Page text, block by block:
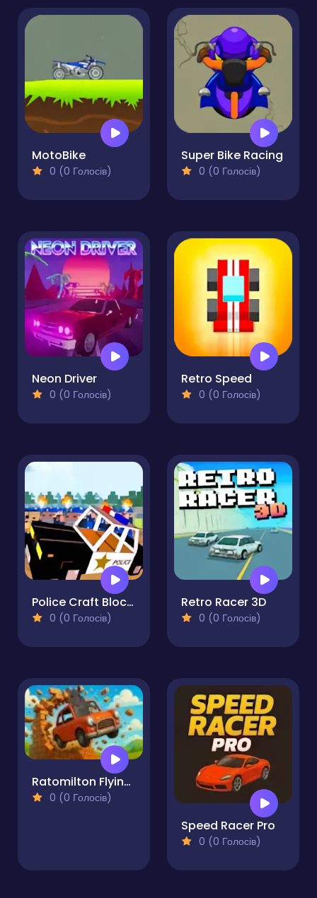
MotoBike
0 (0 Голосів)
Super Bike Racing
0 (0 Голосів)
Neon Driver
0 (0 Голосів)
Retro Speed
0 (0 Голосів)
Police Craft Block Car Race
0 (0 Голосів)
Retro Racer 3D
0 (0 Голосів)
Ratomilton Flying Car Race
0 (0 Голосів)
Speed Racer Pro
0 (0 Голосів)